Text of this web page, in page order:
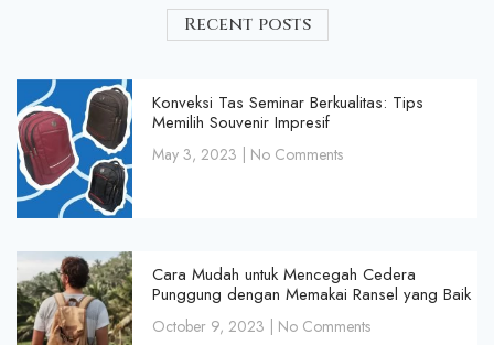
Recent posts
Konveksi Tas Seminar Berkualitas: Tips
Memilih Souvenir Impresif
May 3, 2023 No Comments
Cara Mudah untuk Mencegah Cedera
Punggung dengan Memakai Ransel yang Baik
October 9, 2023 No Comments